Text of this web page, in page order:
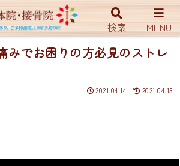
みでお困りの方必見のストレ
2021.04.14 2021.04.15
検索 MENU